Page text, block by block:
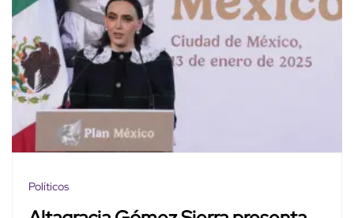
Políticos